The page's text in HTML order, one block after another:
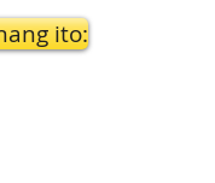
ito: